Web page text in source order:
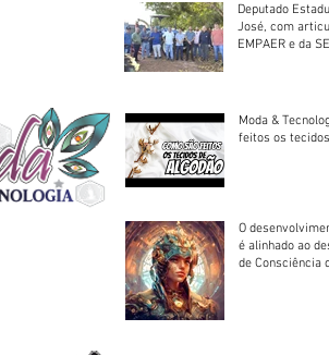
Deputado
José, com
EMPAER e da
Moda &
feitos os
O
é alinhado ao
de Consciência